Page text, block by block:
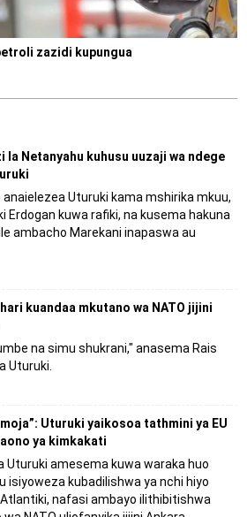
zazidi kupungua
la Netanyahu kuhusu uuzaji wa ndege
Uturuki kama mshirika mkuu,
Erdogan kuwa rafiki, na kusema hakuna
ambacho Marekani inapaswa au
kuandaa mkutano wa NATO jijini
na simu shukrani," anasema Rais
Uturuki.
Uturuki yaikosoa tathmini ya EU
ya kimkakati
Uturuki amesema kuwa waraka huo
isiyoweza kubadilishwa ya nchi hiyo
nafasi ambayo ilithibitishwa